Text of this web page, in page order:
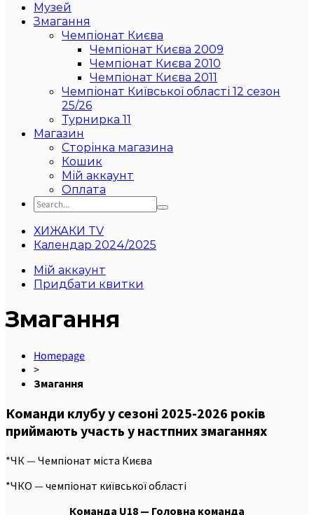
Музей
Змагання
Чемпіонат Києва
Чемпіонат Києва 2009
Чемпіонат Києва 2010
Чемпіонат Києва 2011
Чемпіонат Київської області 12 сезон
25/26
Турнирка 11
Магазин
Сторінка магазина
Кошик
Мій аккаунт
Оплата
ХИЖАКИ TV
Календар 2024/2025
Мій аккаунт
Придбати квитки
Змагання
Homepage
>
Змагання
Команди клубу у сезоні 2025-2026 років
приймають участь у настпних змаганнях
*ЧК — Чемпіонат міста Києва
*ЧКО — чемпіонат київської області
Команда U18 — Головна команда